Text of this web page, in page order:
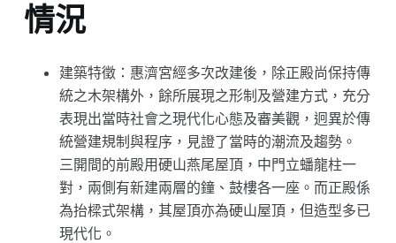
情況
建築特徵：惠濟宮經多次改建後，除正殿尚保持傳
統之木架構外，餘所展現之形制及營建方式，充分
表現出當時社會之現代化心態及審美觀，迥異於傳
統營建規制與程序，見證了當時的潮流及趨勢。
三開間的前殿用硬山燕尾屋頂，中門立蟠龍柱一
對，兩側有新建兩層的鐘、鼓樓各一座。而正殿係
為抬樑式架構，其屋頂亦為硬山屋頂，但造型多已
現代化。